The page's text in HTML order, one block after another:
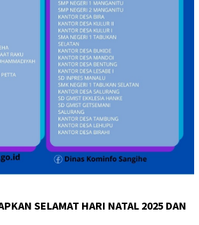
SELAMAT HARI NATAL 2025 DAN